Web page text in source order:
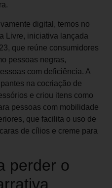
digital, temos no
Livre, iniciativa lançada
que reúne consumidores
pessoas negras,
com deficiência. A
na cocriação de
e criou itens como
pessoas com mobilidade
que facilita o uso de
de cílios e creme para
perder o